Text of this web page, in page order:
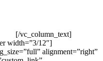
[/vc_column_text]
width=”3/12″]
alignment=”right”